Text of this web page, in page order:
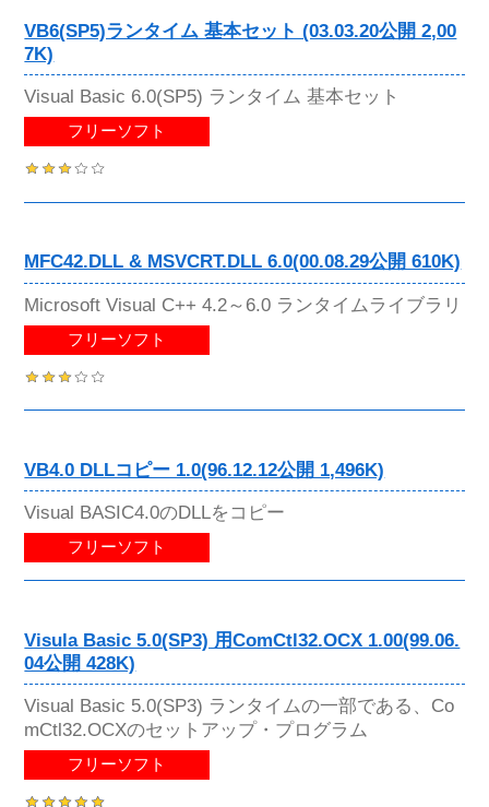
VB6(SP5)ランタイム 基本セット (03.03.20公開 2,00
7K)
Visual Basic 6.0(SP5) ランタイム 基本セット
フリーソフト
MFC42.DLL & MSVCRT.DLL 6.0(00.08.29公開 610K)
Microsoft Visual C++ 4.2～6.0 ランタイムライブラリ
フリーソフト
VB4.0 DLLコピー 1.0(96.12.12公開 1,496K)
Visual BASIC4.0のDLLをコピー
フリーソフト
Visula Basic 5.0(SP3) 用ComCtl32.OCX 1.00(99.06.
04公開 428K)
Visual Basic 5.0(SP3) ランタイムの一部である、Co
mCtl32.OCXのセットアップ・プログラム
フリーソフト